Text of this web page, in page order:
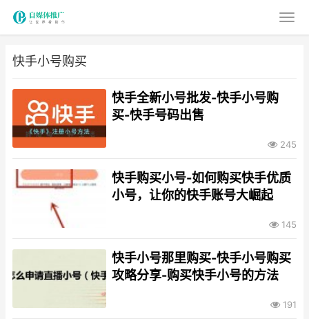
快手小号购买
快手全新小号批发-快手小号购
买-快手号码出售
245
快手购买小号-如何购买快手优质
小号，让你的快手账号大崛起
145
快手小号那里购买-快手小号购买
攻略分享-购买快手小号的方法
191